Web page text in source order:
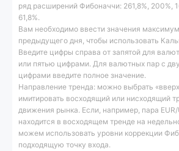
ряд расширений Фибоначчи: 261,8%, 200%,
61,8%.
Вам необходимо ввести значения
предыдущего дня, чтобы использовать
Введите цифры справа от запятой для
или пятью цифрами. Для валютных пар с
цифрами введите полное значение.
Направление тренда: можно выбрать
имитировать восходящий или нисходящий
движения рынка. Если, например, пара
находится в восходящем тренде на
можем использовать уровни коррекции
подходящую точку входа.